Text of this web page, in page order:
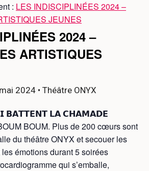
: LES INDISCIPLINÉES 2024 –
JEUNES
2024 –
ARTISTIQUES
2024 • Théâtre ONYX
𝗕𝗔𝗧𝗧𝗘𝗡𝗧 𝗟𝗔 𝗖𝗛𝗔𝗠𝗔𝗗𝗘
BOUM. Plus de 200 cœurs sont
du théâtre ONYX et secouer les
émotions durant 5 soirées
qui s’emballe,